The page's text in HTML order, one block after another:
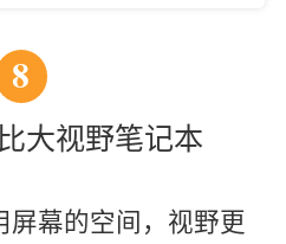
8
大视野笔记本
屏幕的空间，视野更